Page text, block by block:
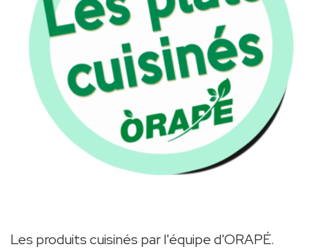
Les produits cuisinés par l'équipe d'ORAPÉ.